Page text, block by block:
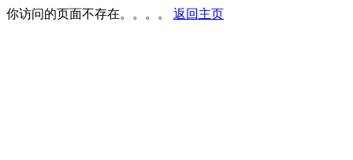
你访问的页面不存在。。。。 返回主页